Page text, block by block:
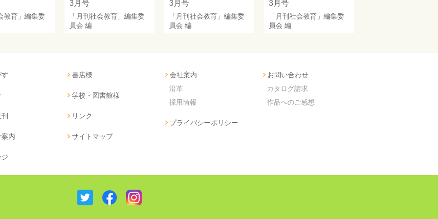
教育」編集委
3月号
「月刊社会教育」編集委
員会 編
3月号
「月刊社会教育」編集委
員会 編
3月号
「月刊社会教育」編集委
員会 編
内
書店様
学校・図書館様
リンク
サイトマップ
会社案内
沿革
採用情報
プライバシーポリシー
お問い合わせ
カタログ請求
作品へのご感想